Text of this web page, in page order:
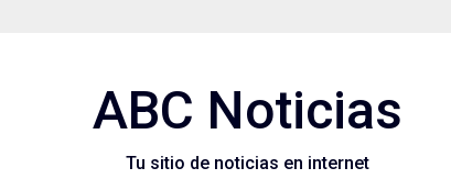
ABC Noticias
Tu sitio de noticias en internet